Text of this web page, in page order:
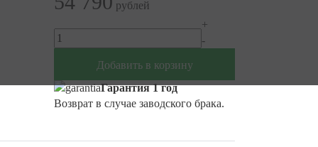
рублей
+
-
Добавить в корзину
Гарантия 1 год
Возврат в случае заводского брака.